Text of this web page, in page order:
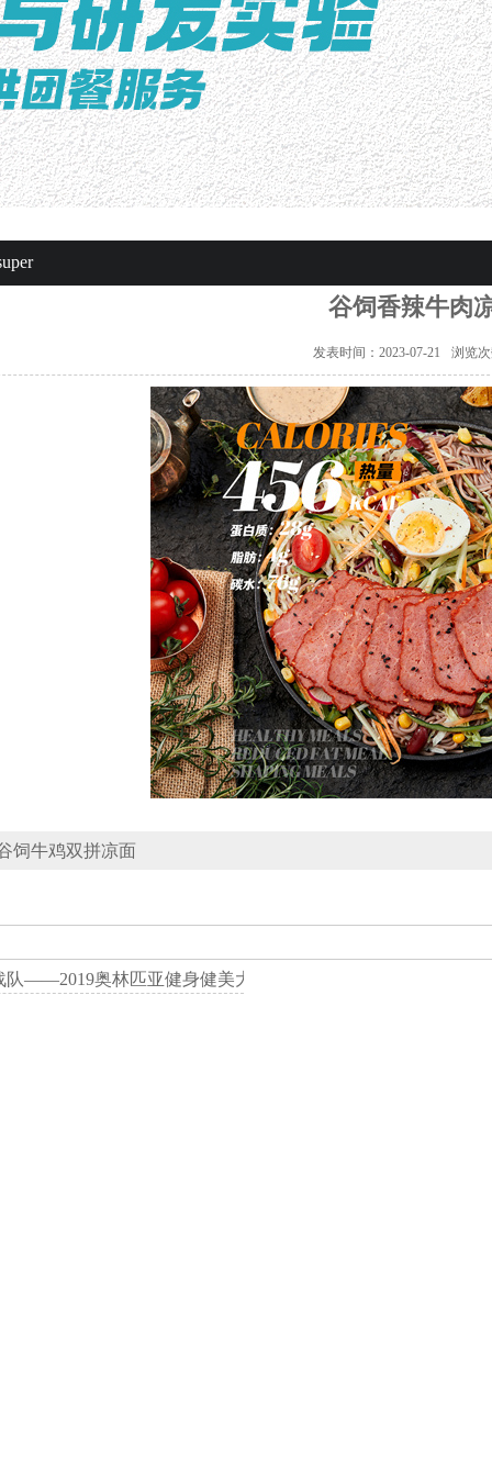
谷饲香辣牛肉
发表时间：2023-07-21 浏览
饲牛鸡双拼凉面
队——2019奥林匹亚健身健美大赛指定餐品供应商